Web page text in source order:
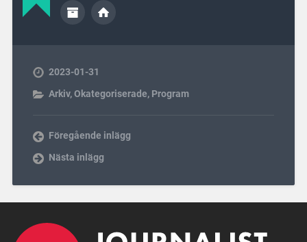
2023-01-31
Arkiv,Okategoriserade, Program
Föregående inlägg
Nästa inlägg